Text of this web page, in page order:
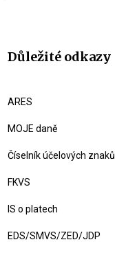
Důležité odkazy
ARES
MOJE daně
Číselník účelových znaků
FKVS
IS o platech
EDS/SMVS/ZED/JDP